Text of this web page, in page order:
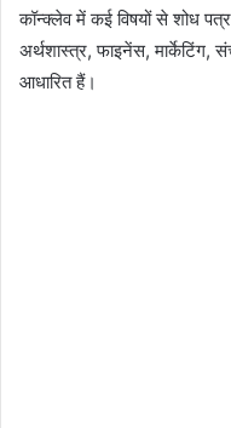
कॉन्क्लेव में कई विषयों से शोध
अर्थशास्त्र, फाइनेंस, मार्केटिंग,
आधारित हैं।